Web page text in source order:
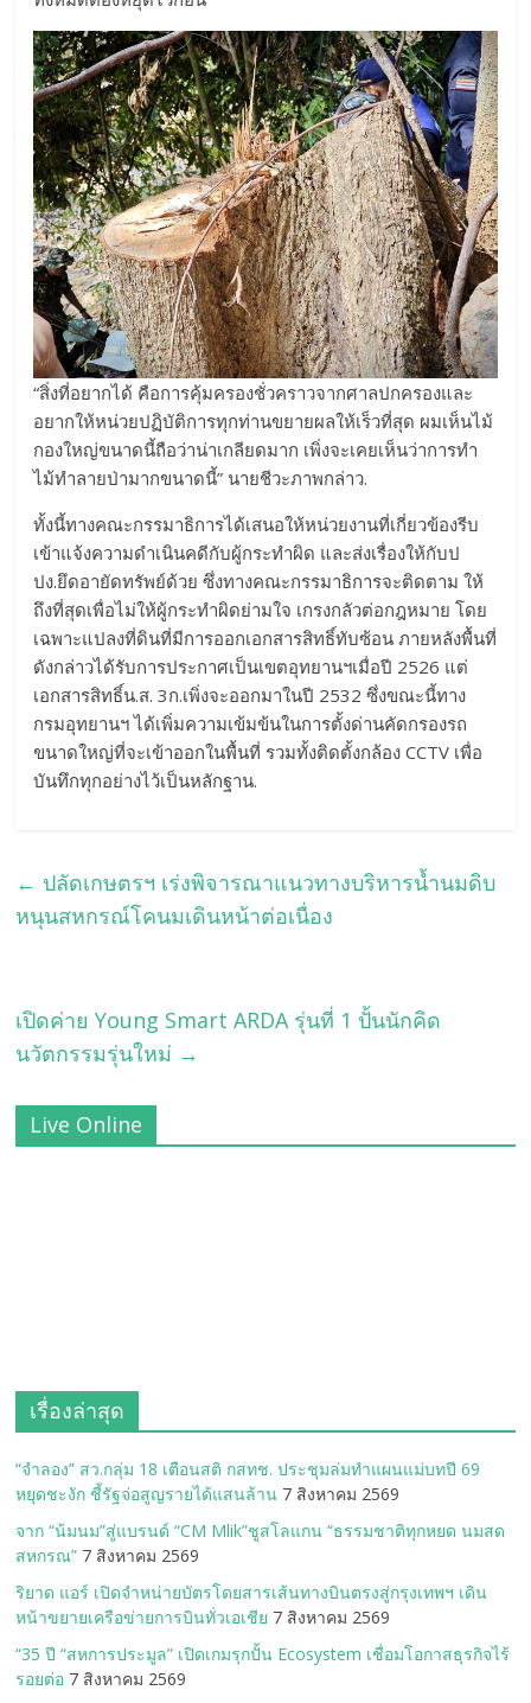
“สิ่งที่อยากได้ คือการคุ้มครองชั่วคราวจากศาลปกครองและ
อยากให้หน่วยปฏิบัติการทุกท่านขยายผลให้เร็วที่สุด ผมเห็นไม้
กองใหญ่ขนาดนี้ถือว่าน่าเกลียดมาก เพิ่งจะเคยเห็นว่าการทำ
ไม้ทำลายป่ามากขนาดนี้” นายชีวะภาพกล่าว.
ทั้งนี้ทางคณะกรรมาธิการได้เสนอให้หน่วยงานที่เกี่ยวข้องรีบ
เข้าแจ้งความดำเนินคดีกับผู้กระทำผิด และส่งเรื่องให้กับป
ปง.ยึดอายัดทรัพย์ด้วย ซึ่งทางคณะกรรมาธิการจะติดตาม ให้
ถึงที่สุดเพื่อไม่ให้ผู้กระทำผิดย่ามใจ เกรงกลัวต่อกฎหมาย โดย
เฉพาะแปลงที่ดินที่มีการออกเอกสารสิทธิ์ทับซ้อน ภายหลังพื้นที่
ดังกล่าวได้รับการประกาศเป็นเขตอุทยานฯเมื่อปี 2526 แต่
เอกสารสิทธิ์น.ส. 3ก.เพิ่งจะออกมาในปี 2532 ซึ่งขณะนี้ทาง
กรมอุทยานฯ ได้เพิ่มความเข้มข้นในการตั้งด่านคัดกรองรถ
ขนาดใหญ่ที่จะเข้าออกในพื้นที่ รวมทั้งติดตั้งกล้อง CCTV เพื่อ
บันทึกทุกอย่างไว้เป็นหลักฐาน.
← ปลัดเกษตรฯ เร่งพิจารณาแนวทางบริหารน้ำนมดิบ
หนุนสหกรณ์โคนมเดินหน้าต่อเนื่อง
เปิดค่าย Young Smart ARDA รุ่นที่ 1 ปั้นนักคิด
นวัตกรรมรุ่นใหม่ →
Live Online
เรื่องล่าสุด
“จำลอง” สว.กลุ่ม 18 เตือนสติ กสทช. ประชุมล่มทำแผนแม่บทปี 69
หยุดชะงัก ชี้รัฐจ่อสูญรายได้แสนล้าน 7 สิงหาคม 2569
จาก “น้มนม”สู่แบรนด์ “CM Mlik”ชูสโลแกน “ธรรมชาติทุกหยด นมสด
สหกรณ” 7 สิงหาคม 2569
ริยาด แอร์ เปิดจำหน่ายบัตรโดยสารเส้นทางบินตรงสู่กรุงเทพฯ เดิน
หน้าขยายเครือข่ายการบินทั่วเอเชีย 7 สิงหาคม 2569
“35 ปี “สหการประมูล” เปิดเกมรุกปั้น Ecosystem เชื่อมโอกาสธุรกิจไร้
รอยต่อ 7 สิงหาคม 2569